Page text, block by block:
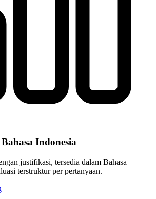
Indonesia
justifikasi, tersedia dalam Bahasa
terstruktur per pertanyaan.